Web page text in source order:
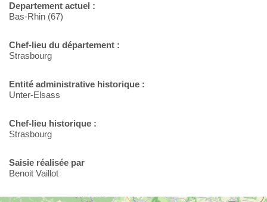
Departement actuel :
Bas-Rhin (67)
Chef-lieu du département :
Strasbourg
Entité administrative historique :
Unter-Elsass
Chef-lieu historique :
Strasbourg
Saisie réalisée par
Benoit Vaillot